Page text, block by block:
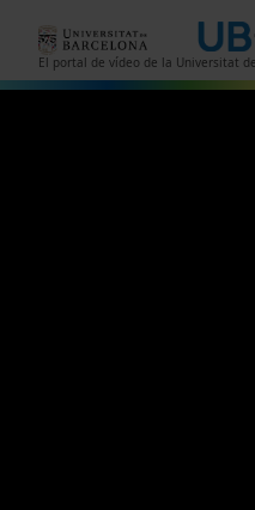
El portal de vídeo de la Universitat